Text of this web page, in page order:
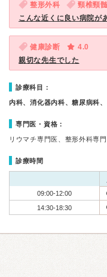
整形外科 頸椎頸
こんな近くに良い病院が
健康診断
4.0
親切な先生でした
診療科目：
内科、消化器内科、糖尿病科
専門医・資格：
リウマチ専門医、整形外科専
診療時間
09:00-12:00
14:30-18:30